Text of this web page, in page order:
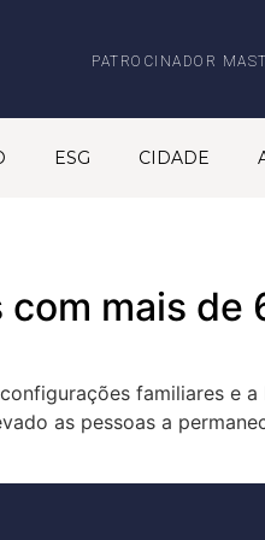
PATROCINADOR
ESG CIDADE
mais de
familiares e a
as pessoas a